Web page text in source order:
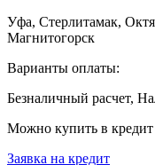
Уфа, Стерлитамак,
Магнитогорск
Варианты оплаты:
Безналичный расчет,
Можно купить в кредит
Заявка на кредит